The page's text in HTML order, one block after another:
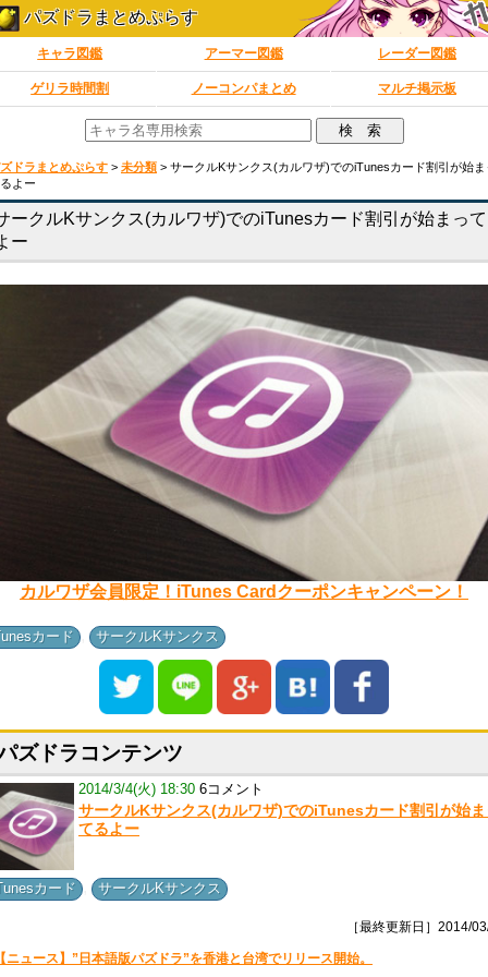
パズドラまとめぷらす
キャラ図鑑 アーマー図鑑 レーダー図鑑
ゲリラ時間割 ノーコンパまとめ マルチ掲示板
ドラまとめぷらす > 未分類 > サークルKサンクス(カルワザ)でのiTunesカード割引が始ま
よー
ークルKサンクス(カルワザ)でのiTunesカード割引が始まっ
ー
カルワザ会員限定！iTunes Cardクーポンキャンペーン！
カード サークルKサンクス
ズドラコンテンツ
2014/3/4(火) 18:30 6コメント
サークルKサンクス(カルワザ)でのiTunesカード割引が始
てるよー
カード サークルKサンクス
［最終更新日］2014/
ニュース】”日本語版パズドラ”を香港と台湾でリリース開始。